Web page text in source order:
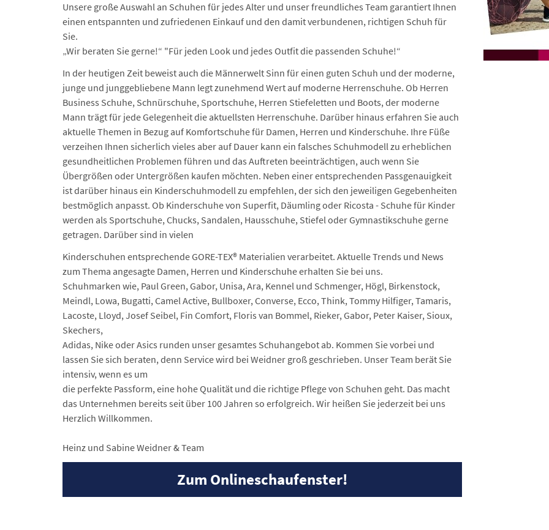
Unsere große Auswahl an Schuhen für jedes Alter und unser freundliches Team garantiert Ihnen
einen entspannten und zufriedenen Einkauf und den damit verbundenen, richtigen Schuh für
Sie.
„Wir beraten Sie gerne!“ "Für jeden Look und jedes Outfit die passenden Schuhe!“
In der heutigen Zeit beweist auch die Männerwelt Sinn für einen guten Schuh und der moderne,
junge und junggebliebene Mann legt zunehmend Wert auf moderne Herrenschuhe. Ob Herren
Business Schuhe, Schnürschuhe, Sportschuhe, Herren Stiefeletten und Boots, der moderne
Mann trägt für jede Gelegenheit die aktuellsten Herrenschuhe. Darüber hinaus erfahren Sie auch
aktuelle Themen in Bezug auf Komfortschuhe für Damen, Herren und Kinderschuhe. Ihre Füße
verzeihen Ihnen sicherlich vieles aber auf Dauer kann ein falsches Schuhmodell zu erheblichen
gesundheitlichen Problemen führen und das Auftreten beeinträchtigen, auch wenn Sie
Übergrößen oder Untergrößen kaufen möchten. Neben einer entsprechenden Passgenauigkeit
ist darüber hinaus ein Kinderschuhmodell zu empfehlen, der sich den jeweiligen Gegebenheiten
bestmöglich anpasst. Ob Kinderschuhe von Superfit, Däumling oder Ricosta - Schuhe für Kinder
werden als Sportschuhe, Chucks, Sandalen, Hausschuhe, Stiefel oder Gymnastikschuhe gerne
getragen. Darüber sind in vielen
Kinderschuhen entsprechende GORE-TEX® Materialien verarbeitet. Aktuelle Trends und News
zum Thema angesagte Damen, Herren und Kinderschuhe erhalten Sie bei uns.
Schuhmarken wie, Paul Green, Gabor, Unisa, Ara, Kennel und Schmenger, Högl, Birkenstock,
Meindl, Lowa, Bugatti, Camel Active, Bullboxer, Converse, Ecco, Think, Tommy Hilfiger, Tamaris,
Lacoste, Lloyd, Josef Seibel, Fin Comfort, Floris van Bommel, Rieker, Gabor, Peter Kaiser, Sioux,
Skechers,
Adidas, Nike oder Asics runden unser gesamtes Schuhangebot ab. Kommen Sie vorbei und
lassen Sie sich beraten, denn Service wird bei Weidner groß geschrieben. Unser Team berät Sie
intensiv, wenn es um
die perfekte Passform, eine hohe Qualität und die richtige Pflege von Schuhen geht. Das macht
das Unternehmen bereits seit über 100 Jahren so erfolgreich. Wir heißen Sie jederzeit bei uns
Herzlich Willkommen.
Heinz und Sabine Weidner & Team
Zum Onlineschaufenster!